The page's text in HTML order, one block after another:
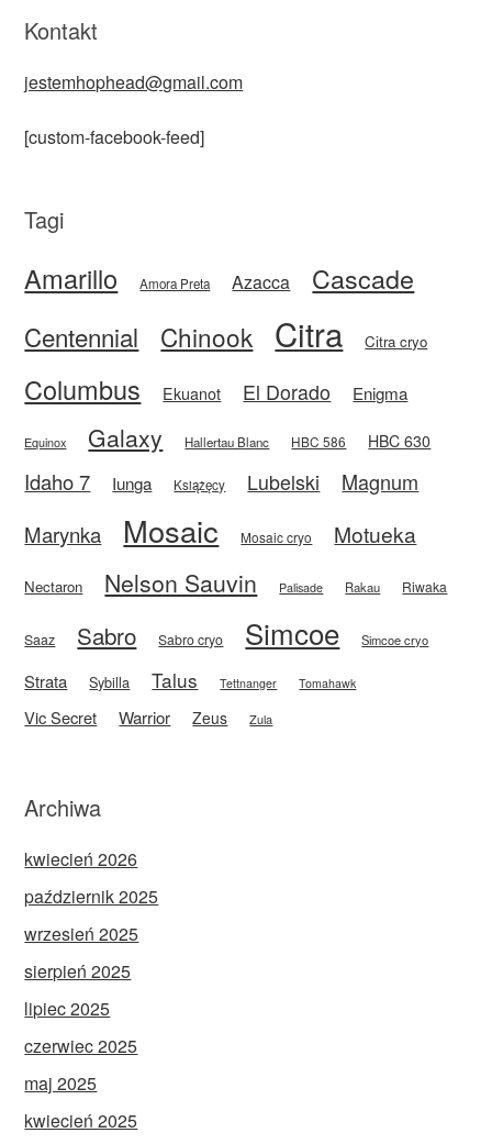
Kontakt
jestemhophead@gmail.com
[custom-facebook-feed]
Tagi
Amarillo Amora Preta Azacca Cascade
Centennial Chinook Citra Citra cryo
Columbus Ekuanot El Dorado Enigma
Equinox Galaxy Hallertau Blanc HBC 586 HBC 630
Idaho 7 Iunga Książęcy Lubelski
Magnum
Marynka
Mosaic Mosaic cryo Motueka
Nectaron Nelson Sauvin Palisade Rakau Riwaka
Saaz Sabro Sabro cryo Simcoe Simcoe cryo
Strata Sybilla Talus Tettnanger Tomahawk
Vic Secret Warrior Zeus Zula
Archiwa
kwiecień 2026
październik 2025
wrzesień 2025
sierpień 2025
lipiec 2025
czerwiec 2025
maj 2025
kwiecień 2025